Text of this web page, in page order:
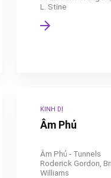
L. Stine
KINH DỊ
Âm Phủ
Âm Phủ - Tunnels
Roderick Gordon,
Williams